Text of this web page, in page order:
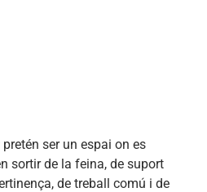
pretén ser un espai on es
sortir de la feina, de suport
de treball comú i de